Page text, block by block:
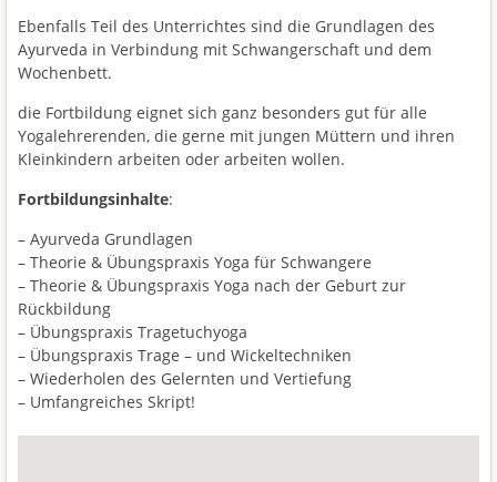
Ebenfalls Teil des Unterrichtes sind die Grundlagen des
Ayurveda in Verbindung mit Schwangerschaft und dem
Wochenbett.
die Fortbildung eignet sich ganz besonders gut für alle
Yogalehrerenden, die gerne mit jungen Müttern und ihren
Kleinkindern arbeiten oder arbeiten wollen.
Fortbildungsinhalte:
– Ayurveda Grundlagen
– Theorie & Übungspraxis Yoga für Schwangere
– Theorie & Übungspraxis Yoga nach der Geburt zur
Rückbildung
– Übungspraxis Tragetuchyoga
– Übungspraxis Trage – und Wickeltechniken
– Wiederholen des Gelernten und Vertiefung
– Umfangreiches Skript!